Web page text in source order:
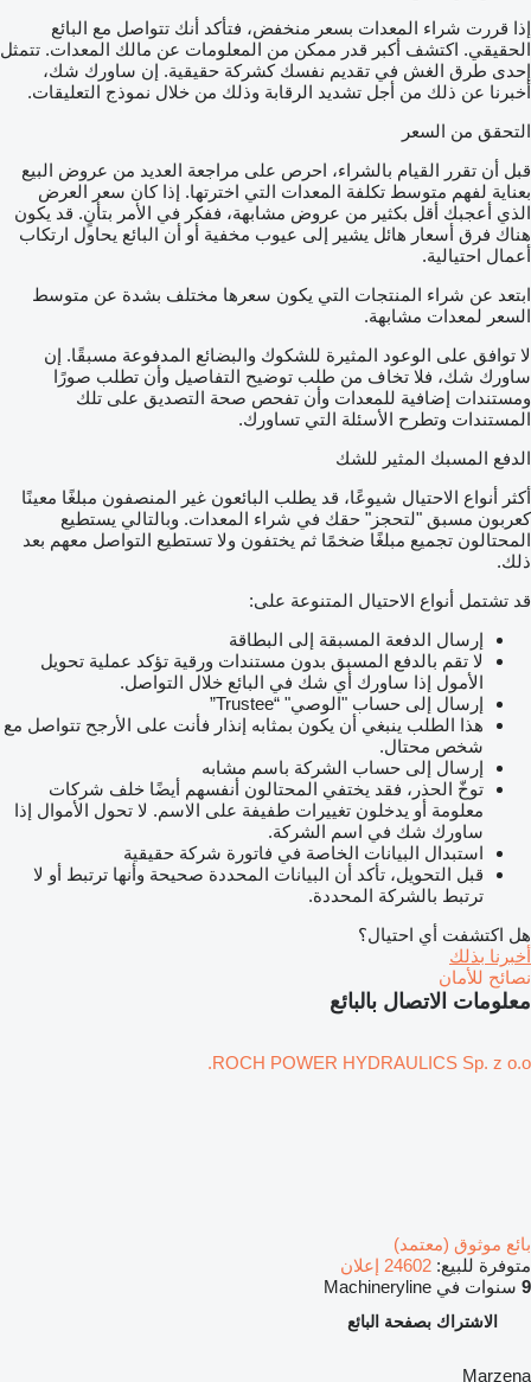
إذا قررت شراء المعدات بسعر منخفض، فتأكد أنك تتواصل مع البائع
الحقيقي. اكتشف أكبر قدر ممكن من المعلومات عن مالك المعدات. تتمثل
إحدى طرق الغش في تقديم نفسك كشركة حقيقية. إن ساورك شك،
أخبرنا عن ذلك من أجل تشديد الرقابة وذلك من خلال نموذج التعليقات.
التحقق من السعر
قبل أن تقرر القيام بالشراء، احرص على مراجعة العديد من عروض البيع
بعناية لفهم متوسط تكلفة المعدات التي اخترتها. إذا كان سعر العرض
الذي أعجبك أقل بكثير من عروض مشابهة، ففكر في الأمر بتأنٍ. قد يكون
هناك فرق أسعار هائل يشير إلى عيوب مخفية أو أن البائع يحاول ارتكاب
أعمال احتيالية.
ابتعد عن شراء المنتجات التي يكون سعرها مختلف بشدة عن متوسط
السعر لمعدات مشابهة.
لا توافق على الوعود المثيرة للشكوك والبضائع المدفوعة مسبقًا. إن
ساورك شك، فلا تخاف من طلب توضيح التفاصيل وأن تطلب صورًا
ومستندات إضافية للمعدات وأن تفحص صحة التصديق على تلك
المستندات وتطرح الأسئلة التي تساورك.
الدفع المسبك المثير للشك
أكثر أنواع الاحتيال شيوعًا، قد يطلب البائعون غير المنصفون مبلغًا معينًا
كعربون مسبق "لتحجز" حقك في شراء المعدات. وبالتالي يستطيع
المحتالون تجميع مبلغًا ضخمًا ثم يختفون ولا تستطيع التواصل معهم بعد
ذلك.
قد تشتمل أنواع الاحتيال المتنوعة على:
إرسال الدفعة المسبقة إلى البطاقة
لا تقم بالدفع المسبق بدون مستندات ورقية تؤكد عملية تحويل
الأمول إذا ساورك أي شك في البائع خلال التواصل.
إرسال إلى حساب "الوصي" “Trustee”
هذا الطلب ينبغي أن يكون بمثابه إنذار فأنت على الأرجح تتواصل مع
شخص محتال.
إرسال إلى حساب الشركة باسم مشابه
توخّ الحذر، فقد يختفي المحتالون أنفسهم أيضًا خلف شركات
معلومة أو يدخلون تغييرات طفيفة على الاسم. لا تحول الأموال إذا
ساورك شك في اسم الشركة.
استبدال البيانات الخاصة في فاتورة شركة حقيقية
قبل التحويل، تأكد أن البيانات المحددة صحيحة وأنها ترتبط أو لا
ترتبط بالشركة المحددة.
هل اكتشفت أي احتيال؟
أخبرنا بذلك
نصائح للأمان
معلومات الاتصال بالبائع
ROCH POWER HYDRAULICS Sp. z o.o.
بائع موثوق (معتمد)
متوفرة للبيع: 24602 إعلان
9 سنوات في Machineryline
الاشتراك بصفحة البائع
Marzena